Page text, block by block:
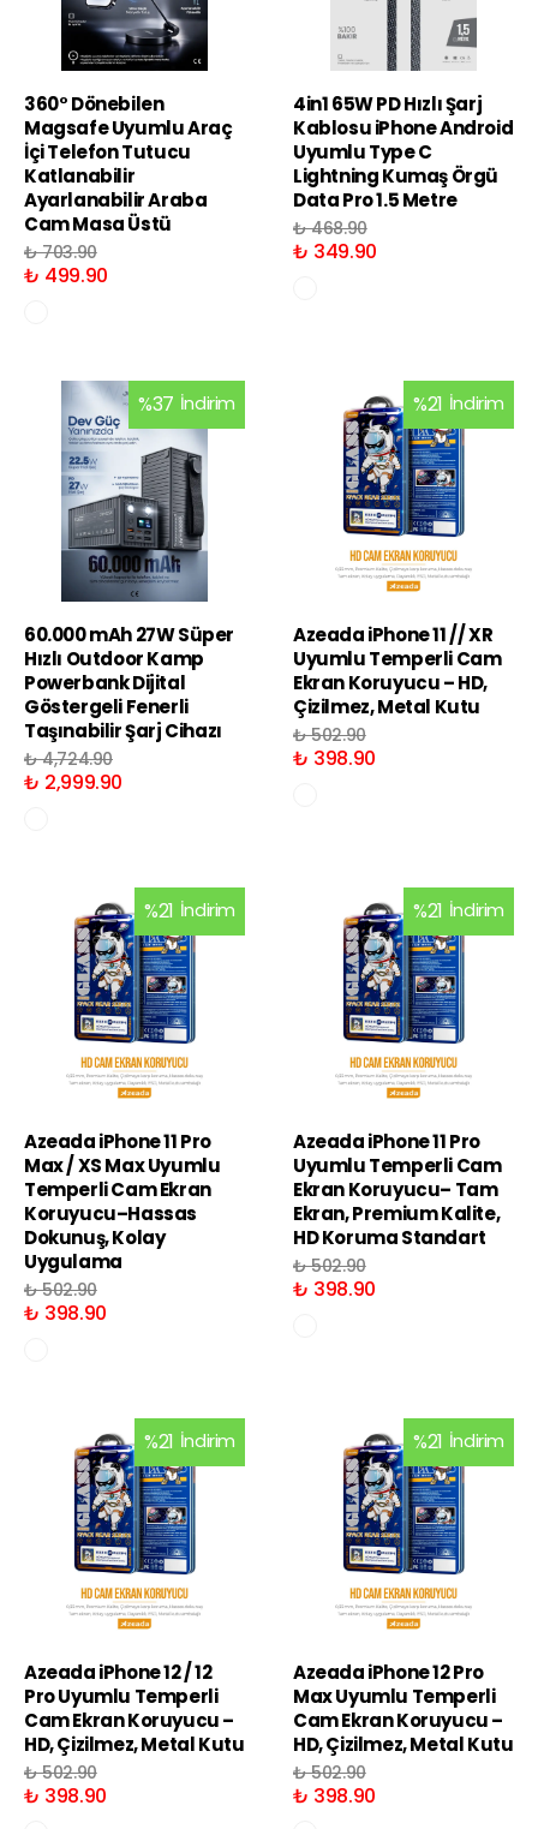
360° Dönebilen
Magsafe Uyumlu Araç
İçi Telefon Tutucu
Katlanabilir
Ayarlanabilir Araba
Cam Masa Üstü
₺ 703.90
₺ 499.90
4in1 65W PD Hızlı Şarj
Kablosu iPhone Android
Uyumlu Type C
Lightning Kumaş Örgü
Data Pro 1.5 Metre
₺ 468.90
₺ 349.90
%37 İndirim
60.000 mAh 27W Süper
Hızlı Outdoor Kamp
Powerbank Dijital
Göstergeli Fenerli
Taşınabilir Şarj Cihazı
₺ 4,724.90
₺ 2,999.90
%21 İndirim
Azeada iPhone 11 // XR
Uyumlu Temperli Cam
Ekran Koruyucu – HD,
Çizilmez, Metal Kutu
₺ 502.90
₺ 398.90
%21 İndirim
Azeada iPhone 11 Pro
Max / XS Max Uyumlu
Temperli Cam Ekran
Koruyucu–Hassas
Dokunuş, Kolay
Uygulama
₺ 502.90
₺ 398.90
%21 İndirim
Azeada iPhone 11 Pro
Uyumlu Temperli Cam
Ekran Koruyucu– Tam
Ekran, Premium Kalite,
HD Koruma Standart
₺ 502.90
₺ 398.90
%21 İndirim
Azeada iPhone 12 / 12
Pro Uyumlu Temperli
Cam Ekran Koruyucu –
HD, Çizilmez, Metal Kutu
₺ 502.90
₺ 398.90
%21 İndirim
Azeada iPhone 12 Pro
Max Uyumlu Temperli
Cam Ekran Koruyucu –
HD, Çizilmez, Metal Kutu
₺ 502.90
₺ 398.90